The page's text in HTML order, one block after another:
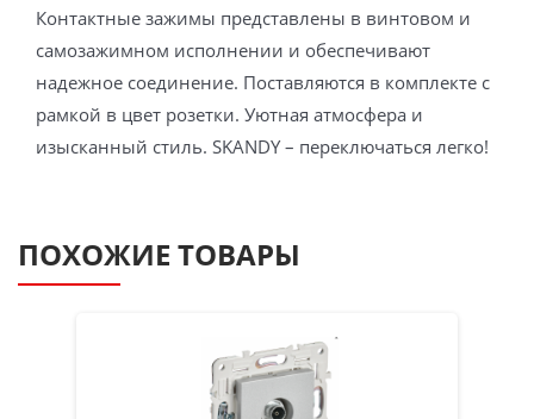
Контактные зажимы представлены в винтовом и
самозажимном исполнении и обеспечивают
надежное соединение. Поставляются в комплекте с
рамкой в цвет розетки. Уютная атмосфера и
изысканный стиль. SKANDY – переключаться легко!
ПОХОЖИЕ ТОВАРЫ